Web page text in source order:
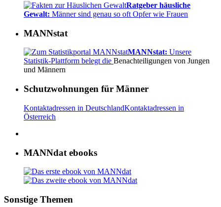
Ratgeber häusliche
Gewalt: Männer sind genau so oft Opfer wie Frauen
MANNstat
MANNstat: Unsere
Statistik-Plattform belegt die Benachteiligungen von Jungen
und Männern
Schutzwohnungen für Männer
Kontaktadressen in DeutschlandKontaktadressen in
Österreich
MANNdat ebooks
Sonstige Themen